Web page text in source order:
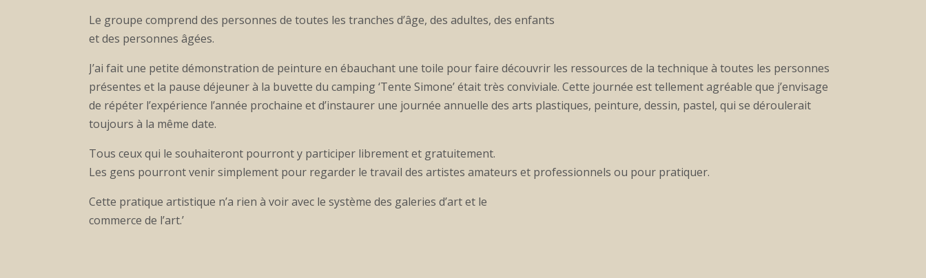
Le groupe comprend des personnes de toutes les tranches d’âge, des adultes, des enfants
et des personnes âgées.
J’ai fait une petite démonstration de peinture en ébauchant une toile pour faire découvrir les ressources de la technique à toutes les personnes
présentes et la pause déjeuner à la buvette du camping ‘Tente Simone’ était très conviviale. Cette journée est tellement agréable que j’envisage
de répéter l’expérience l’année prochaine et d’instaurer une journée annuelle des arts plastiques, peinture, dessin, pastel, qui se déroulerait
toujours à la même date.
Tous ceux qui le souhaiteront pourront y participer librement et gratuitement.
Les gens pourront venir simplement pour regarder le travail des artistes amateurs et professionnels ou pour pratiquer.
Cette pratique artistique n’a rien à voir avec le système des galeries d’art et le
commerce de l’art.’